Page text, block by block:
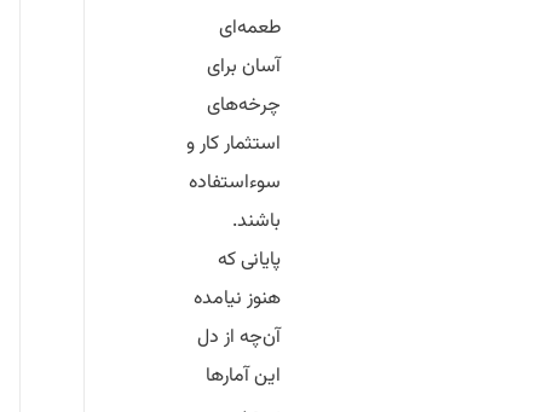
طعمه‌ای
آسان برای
چرخه‌های
استثمار کار و
سوء‌استفاده
باشند.
پایانی که
هنوز نیامده
آن‌چه از دل
این آمارها